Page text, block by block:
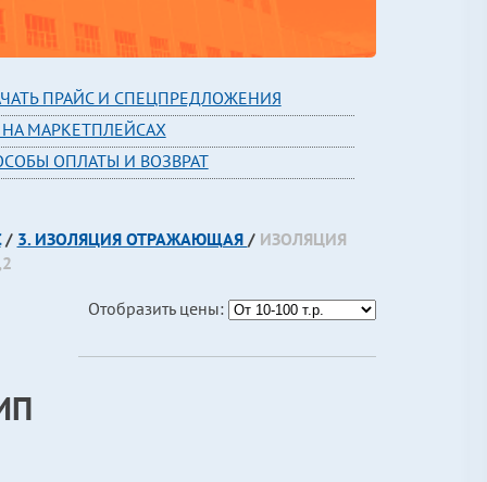
ПРАЙС И СПЕЦПРЕДЛОЖЕНИЯ
МАРКЕТПЛЕЙСАХ
ОПЛАТЫ И ВОЗВРАТ
/ 3. ИЗОЛЯЦИЯ ОТРАЖАЮЩАЯ /ИЗОЛЯЦИЯ
Отобразить цены: